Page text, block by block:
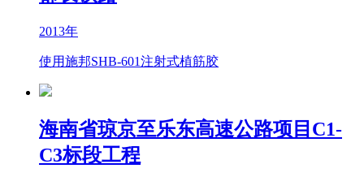
2013年
使用施邦SHB-601注射式植筋胶
海南省琼京至乐东高速公路项目C1-
C3标段工程